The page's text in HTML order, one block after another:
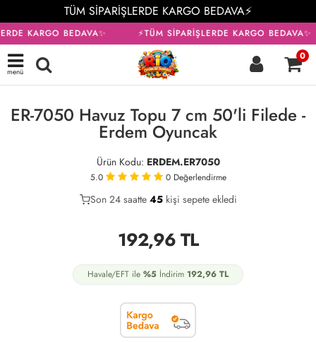
TÜM SİPARİŞLERDE KARGO BEDAVA⚡
KARGO BEDAVA✨ ⚡TÜM SİPARİŞLERDE KARGO BEDAVA✨
menü
0
ER-7050 Havuz Topu 7 cm 50'li Filede -
Erdem Oyuncak
Ürün Kodu: ERDEM.ER7050
5.0 0 Değerlendirme
33
Son 24 saatte 45 kişi sepete ekledi
18
192,96TL
Havale/EFT ile %5 İndirim 192,96 TL